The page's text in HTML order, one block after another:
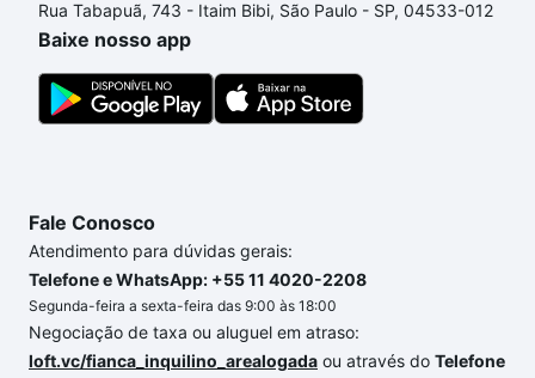
um apartamento
e conte com a gente para comprar
o imóvel dos seus sonhos com segurança e
conforto. Loft, com você até as chaves.
Rua Tabapuã, 743 - Itaim Bibi, São Paulo - SP, 04533-012
Baixe nosso app
Fale Conosco
Atendimento para dúvidas gerais:
Telefone e WhatsApp: +55 11 4020-2208
Segunda-feira a sexta-feira das 9:00 às 18:00
Negociação de taxa ou aluguel em atraso:
loft.vc/fianca_inquilino_arealogada ou através do Telefone